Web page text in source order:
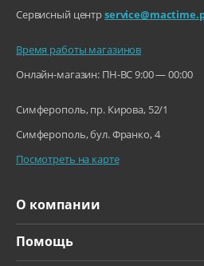
О компании
Помощь
Сервисный центр
Время работы магазинов
Онлайн-магазин: ПН-ВС 9:00 — 00:00
Симферополь, пр. Кирова, 52/1
Симферополь, бул. Франко, 4
Посмотреть на карте